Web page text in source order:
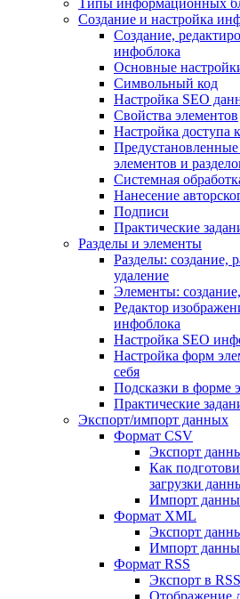
Типы информационных
Создание и настройка
Создание,
инфоблока
Основные
Символьный код
Настройка SEO
Свойства элементов
Настройка доступа
элементов и
Системная
Нанесение
Подписи
Практические
Разделы и элементы
Разделы: создание,
удаление
Элементы:
Редактор
инфоблока
Настройка SEO
Настройка форм
себя
Подсказки в форме
Практические
Экспорт/импорт данных
Формат CSV
Экспорт
Как
загрузки
Импорт
Формат XML
Экспорт
Импорт
Формат RSS
Экспорт в RSS
Отображение